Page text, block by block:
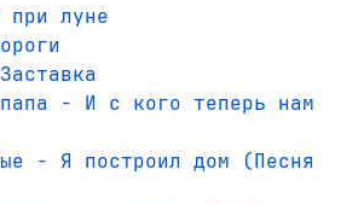
луне
папа - И с кого теперь нам
- Я построил дом (Песня